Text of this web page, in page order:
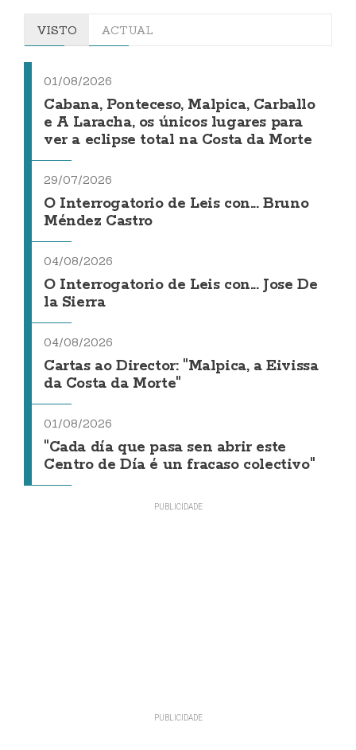
VISTO ACTUAL
01/08/2026
Cabana, Ponteceso, Malpica, Carballo
e A Laracha, os únicos lugares para
ver a eclipse total na Costa da Morte
29/07/2026
O Interrogatorio de Leis con... Bruno
Méndez Castro
04/08/2026
O Interrogatorio de Leis con... Jose De
la Sierra
04/08/2026
Cartas ao Director: "Malpica, a Eivissa
da Costa da Morte"
01/08/2026
"Cada día que pasa sen abrir este
Centro de Día é un fracaso colectivo"